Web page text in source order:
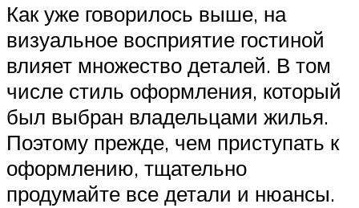
Как уже говорилось выше, на
визуальное восприятие гостиной
влияет множество деталей. В том
числе стиль оформления, который
был выбран владельцами жилья.
Поэтому прежде, чем приступать к
оформлению, тщательно
продумайте все детали и нюансы.